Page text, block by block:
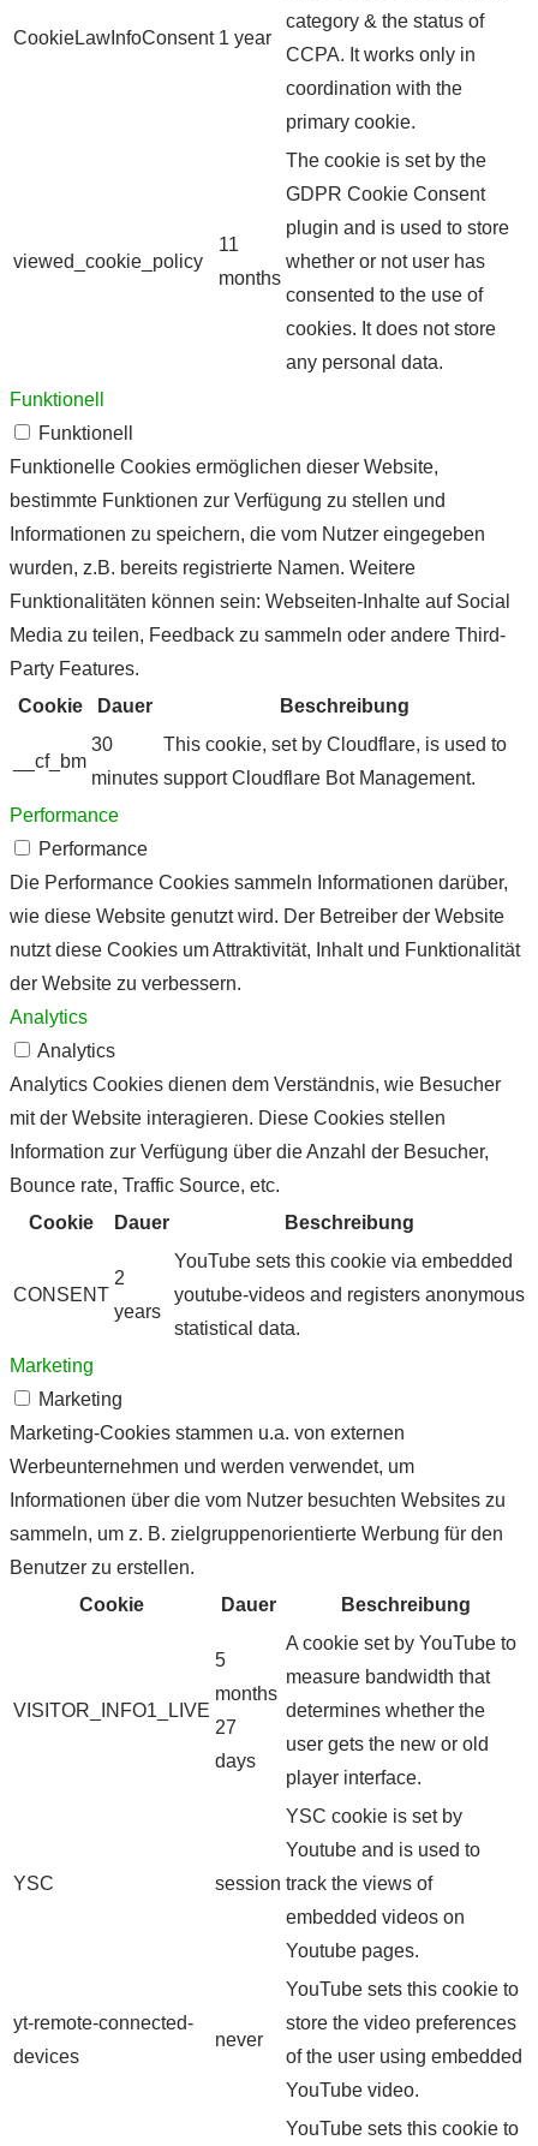
CookieLawInfoConsent 1 year
category & the status of
CCPA. It works only in
coordination with the
primary cookie.
viewed_cookie_policy
11
months
The cookie is set by the
GDPR Cookie Consent
plugin and is used to store
whether or not user has
consented to the use of
cookies. It does not store
any personal data.
Funktionell
Funktionell
Funktionelle Cookies ermöglichen dieser Website,
bestimmte Funktionen zur Verfügung zu stellen und
Informationen zu speichern, die vom Nutzer eingegeben
wurden, z.B. bereits registrierte Namen. Weitere
Funktionalitäten können sein: Webseiten-Inhalte auf Social
Media zu teilen, Feedback zu sammeln oder andere Third-
Party Features.
Cookie
Dauer Beschreibung
__cf_bm
30
minutes
This cookie, set by Cloudflare, is used to
support Cloudflare Bot Management.
Performance
Performance
Die Performance Cookies sammeln Informationen darüber,
wie diese Website genutzt wird. Der Betreiber der Website
nutzt diese Cookies um Attraktivität, Inhalt und Funktionalität
der Website zu verbessern.
Analytics
Analytics
Analytics Cookies dienen dem Verständnis, wie Besucher
mit der Website interagieren. Diese Cookies stellen
Information zur Verfügung über die Anzahl der Besucher,
Bounce rate, Traffic Source, etc.
Cookie
Dauer Beschreibung
CONSENT
2
years
YouTube sets this cookie via embedded
youtube-videos and registers anonymous
statistical data.
Marketing
Marketing
Marketing-Cookies stammen u.a. von externen
Werbeunternehmen und werden verwendet, um
Informationen über die vom Nutzer besuchten Websites zu
sammeln, um z. B. zielgruppenorientierte Werbung für den
Benutzer zu erstellen.
Cookie
Dauer Beschreibung
VISITOR_INFO1_LIVE
5
months
27
days
A cookie set by YouTube to
measure bandwidth that
determines whether the
user gets the new or old
player interface.
YSC session
YSC cookie is set by
Youtube and is used to
track the views of
embedded videos on
Youtube pages.
yt-remote-connected-
devices
never
YouTube sets this cookie to
store the video preferences
of the user using embedded
YouTube video.
YouTube sets this cookie to